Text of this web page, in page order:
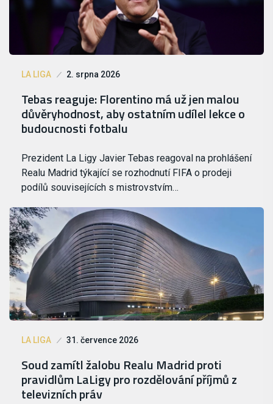
LA LIGA 2. srpna 2026
Tebas reaguje: Florentino má už jen malou
důvěryhodnost, aby ostatním udílel lekce o
budoucnosti fotbalu
Prezident La Ligy Javier Tebas reagoval na prohlášení
Realu Madrid týkající se rozhodnutí FIFA o prodeji
podílů souvisejících s mistrovstvím…
LA LIGA 31. července 2026
Soud zamítl žalobu Realu Madrid proti
pravidlům LaLigy pro rozdělování příjmů z
televizních práv